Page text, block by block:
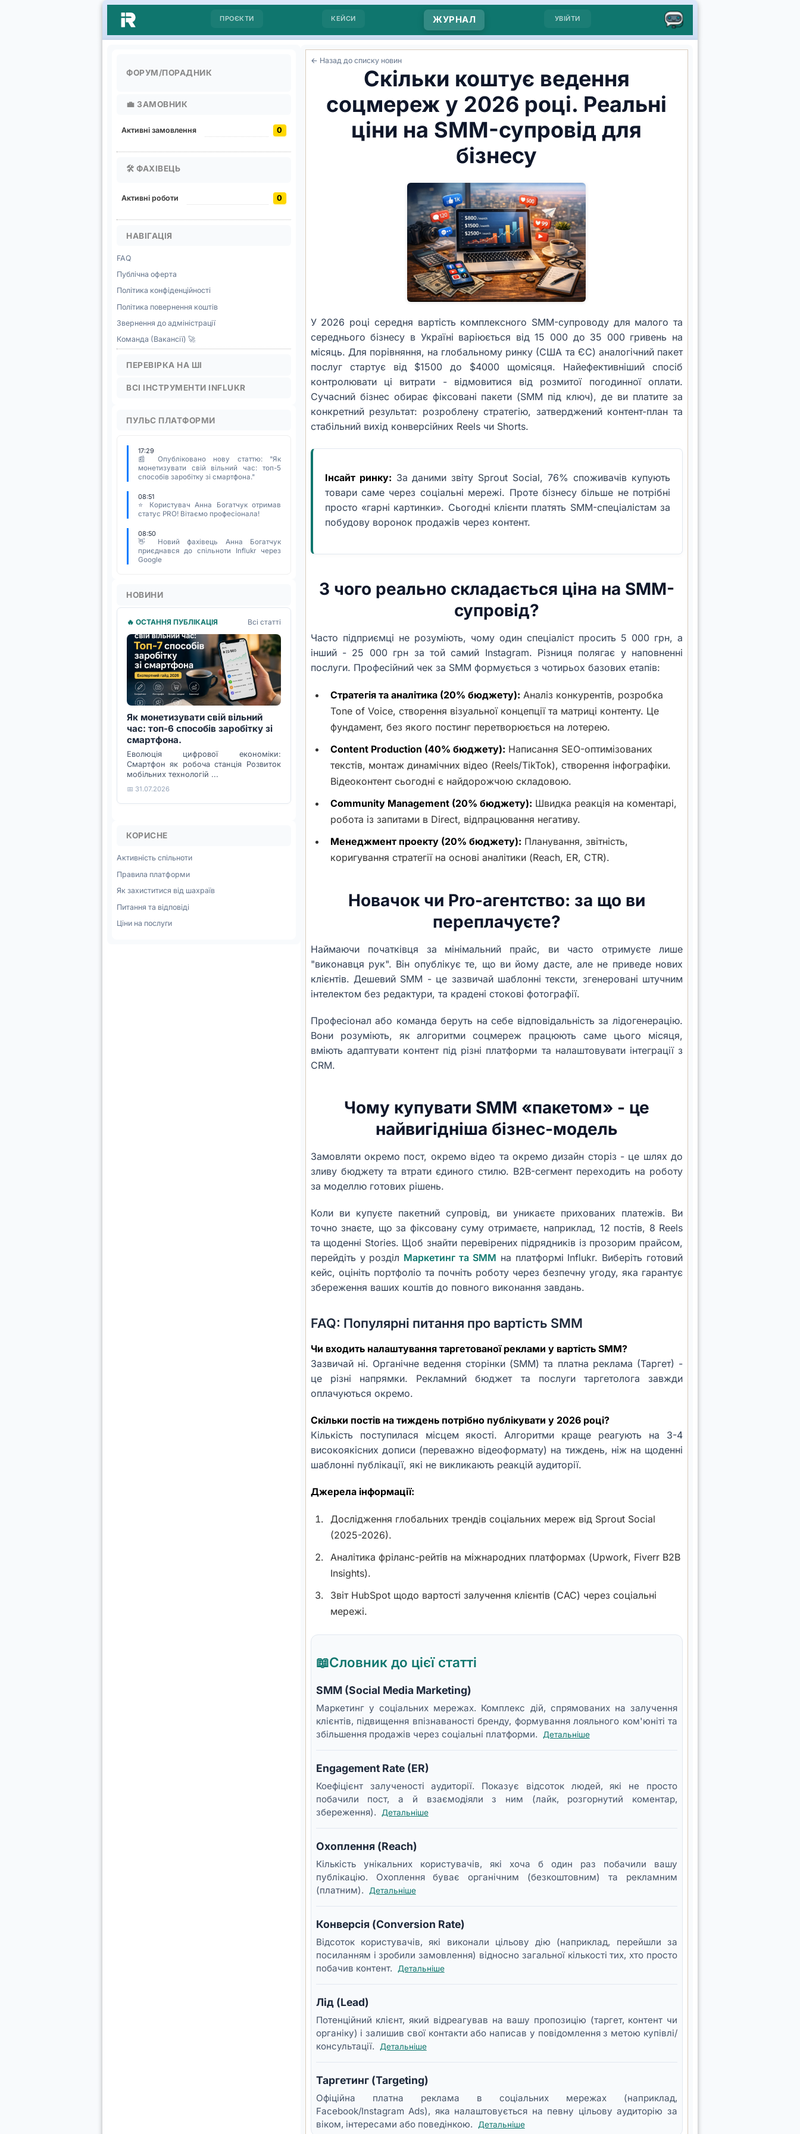
ПРОЄКТИ КЕЙСИ ЖУРНАЛ УВІЙТИ
ФОРУМ/ПОРАДНИК
💼 ЗАМОВНИК
Активні замовлення 0
🛠️ ФАХІВЕЦЬ
Активні роботи 0
НАВІГАЦІЯ
FAQ
Публічна оферта
Політика конфіденційності
Політика повернення коштів
Звернення до адміністрації
Команда (Вакансії) 🚀
ПЕРЕВІРКА НА ШІ
ВСІ ІНСТРУМЕНТИ INFLUKR
ПУЛЬС ПЛАТФОРМИ
17:29
📰 Опубліковано нову статтю: "Як
монетизувати свій вільний час: топ-5
способів заробітку зі смартфона."
08:51
⭐ Користувач Анна Богатчук отримав
статус PRO! Вітаємо професіонала!
08:50
👋 Новий фахівець Анна Богатчук
приєднався до спільноти Influkr через
Google
НОВИНИ
🔥 ОСТАННЯ ПУБЛІКАЦІЯ Всі статті
Як монетизувати свій вільний
час: топ-6 способів заробітку зі
смартфона.
Еволюція цифрової економіки:
Смартфон як робоча станція Розвиток
мобільних технологій ...
📅 31.07.2026
КОРИСНЕ
Активність спільноти
Правила платформи
Як захиститися від шахраїв
Питання та відповіді
Ціни на послуги
← Назад до списку новин
Скільки коштує ведення
соцмереж у 2026 році. Реальні
ціни на SMM-супровід для
бізнесу
У 2026 році середня вартість комплексного SMM-супроводу для малого та
середнього бізнесу в Україні варіюється від 15 000 до 35 000 гривень на
місяць. Для порівняння, на глобальному ринку (США та ЄС) аналогічний пакет
послуг стартує від $1500 до $4000 щомісяця. Найефективніший спосіб
контролювати ці витрати - відмовитися від розмитої погодинної оплати.
Сучасний бізнес обирає фіксовані пакети (SMM під ключ), де ви платите за
конкретний результат: розроблену стратегію, затверджений контент-план та
стабільний вихід конверсійних Reels чи Shorts.
Інсайт ринку: За даними звіту Sprout Social, 76% споживачів купують
товари саме через соціальні мережі. Проте бізнесу більше не потрібні
просто «гарні картинки». Сьогодні клієнти платять SMM-спеціалістам за
побудову воронок продажів через контент.
З чого реально складається ціна на SMM-
супровід?
Часто підприємці не розуміють, чому один спеціаліст просить 5 000 грн, а
інший - 25 000 грн за той самий Instagram. Різниця полягає у наповненні
послуги. Професійний чек за SMM формується з чотирьох базових етапів:
Стратегія та аналітика (20% бюджету): Аналіз конкурентів, розробка
Tone of Voice, створення візуальної концепції та матриці контенту. Це
фундамент, без якого постинг перетворюється на лотерею.
Content Production (40% бюджету): Написання SEO-оптимізованих
текстів, монтаж динамічних відео (Reels/TikTok), створення інфографіки.
Відеоконтент сьогодні є найдорожчою складовою.
Community Management (20% бюджету): Швидка реакція на коментарі,
робота із запитами в Direct, відпрацювання негативу.
Менеджмент проекту (20% бюджету): Планування, звітність,
коригування стратегії на основі аналітики (Reach, ER, CTR).
Новачок чи Pro-агентство: за що ви
переплачуєте?
Наймаючи початківця за мінімальний прайс, ви часто отримуєте лише
"виконавця рук". Він опублікує те, що ви йому дасте, але не приведе нових
клієнтів. Дешевий SMM - це зазвичай шаблонні тексти, згенеровані штучним
інтелектом без редактури, та крадені стокові фотографії.
Професіонал або команда беруть на себе відповідальність за лідогенерацію.
Вони розуміють, як алгоритми соцмереж працюють саме цього місяця,
вміють адаптувати контент під різні платформи та налаштовувати інтеграції з
CRM.
Чому купувати SMM «пакетом» - це
найвигідніша бізнес-модель
Замовляти окремо пост, окремо відео та окремо дизайн сторіз - це шлях до
зливу бюджету та втрати єдиного стилю. B2B-сегмент переходить на роботу
за моделлю готових рішень.
Коли ви купуєте пакетний супровід, ви уникаєте прихованих платежів. Ви
точно знаєте, що за фіксовану суму отримаєте, наприклад, 12 постів, 8 Reels
та щоденні Stories. Щоб знайти перевірених підрядників із прозорим прайсом,
перейдіть у розділ Маркетинг та SMM на платформі Influkr. Виберіть готовий
кейс, оцініть портфоліо та почніть роботу через безпечну угоду, яка гарантує
збереження ваших коштів до повного виконання завдань.
FAQ: Популярні питання про вартість SMM
Чи входить налаштування таргетованої реклами у вартість SMM?
Зазвичай ні. Органічне ведення сторінки (SMM) та платна реклама (Таргет) -
це різні напрямки. Рекламний бюджет та послуги таргетолога завжди
оплачуються окремо.
Скільки постів на тиждень потрібно публікувати у 2026 році?
Кількість поступилася місцем якості. Алгоритми краще реагують на 3-4
високоякісних дописи (переважно відеоформату) на тиждень, ніж на щоденні
шаблонні публікації, які не викликають реакцій аудиторії.
Джерела інформації:
Дослідження глобальних трендів соціальних мереж від Sprout Social
(2025-2026).
Аналітика фріланс-рейтів на міжнародних платформах (Upwork, Fiverr B2B
Insights).
Звіт HubSpot щодо вартості залучення клієнтів (CAC) через соціальні
мережі.
📖Словник до цієї статті
SMM (Social Media Marketing)
Маркетинг у соціальних мережах. Комплекс дій, спрямованих на залучення
клієнтів, підвищення впізнаваності бренду, формування лояльного ком'юніті та
збільшення продажів через соціальні платформи.
Детальніше
Engagement Rate (ER)
Коефіцієнт залученості аудиторії. Показує відсоток людей, які не просто
побачили пост, а й взаємодіяли з ним (лайк, розгорнутий коментар,
збереження).
Детальніше
Охоплення (Reach)
Кількість унікальних користувачів, які хоча б один раз побачили вашу
публікацію. Охоплення буває органічним (безкоштовним) та рекламним
(платним).
Детальніше
Конверсія (Conversion Rate)
Відсоток користувачів, які виконали цільову дію (наприклад, перейшли за
посиланням і зробили замовлення) відносно загальної кількості тих, хто просто
побачив контент.
Детальніше
Лід (Lead)
Потенційний клієнт, який відреагував на вашу пропозицію (таргет, контент чи
органіку) і залишив свої контакти або написав у повідомлення з метою купівлі/
консультації.
Детальніше
Таргетинг (Targeting)
Офіційна платна реклама в соціальних мережах (наприклад,
Facebook/Instagram Ads), яка налаштовується на певну цільову аудиторію за
віком, інтересами або поведінкою.
Детальніше